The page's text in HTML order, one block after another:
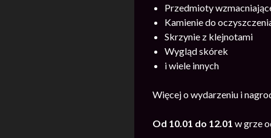
Przedmioty
Kamienie do
Skrzynie z klejnotami
Wygląd skórek
i wiele innych
Więcej o wydarzeniu i
Od 10.01 do 12.01 w grze